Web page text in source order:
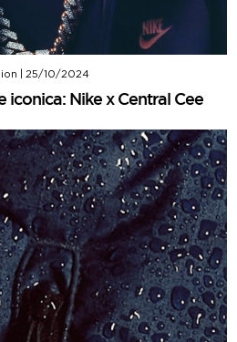
25/10/2024
iconica: Nike x Central Cee